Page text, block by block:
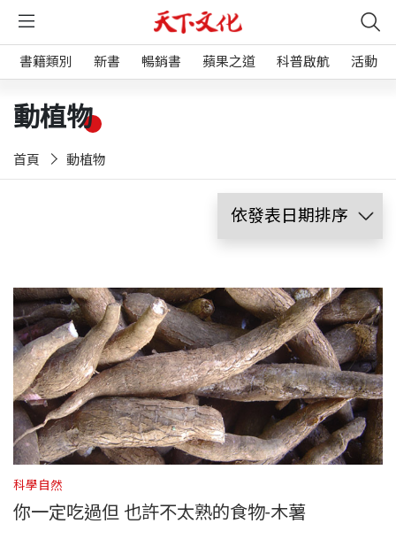
書籍類別 新書 暢銷書 蘋果之道 科普啟航 活動
動植物
首頁 動植物
科學自然
你一定吃過但 也許不太熟的食物-木薯